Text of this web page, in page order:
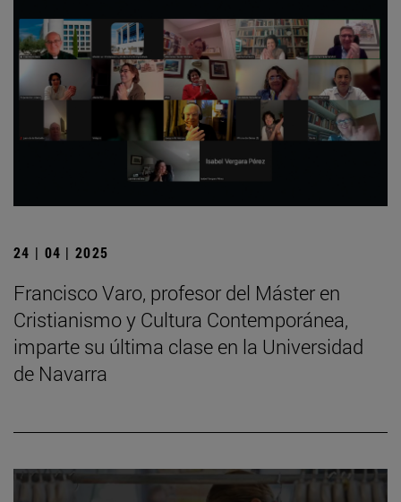
24 | 04 | 2025
Francisco Varo, profesor del Máster en
Cristianismo y Cultura Contemporánea,
imparte su última clase en la Universidad
de Navarra